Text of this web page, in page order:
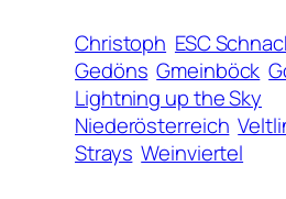
Christoph ESC
Gedöns Gmeinböck
Lightning up the Sky
Niederösterreich
Strays Weinviertel